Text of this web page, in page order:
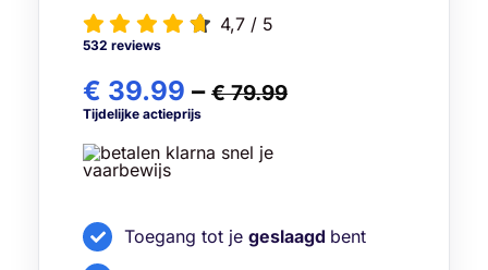
4,7 / 5
532 reviews
€ 39.99 – € 79.99
Tijdelijke actieprijs
Toegang tot jegeslaagd bent